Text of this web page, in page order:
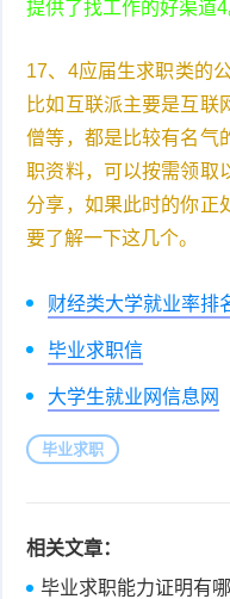
提供了找工作的好渠道4
17、4应届生求职类的
比如互联派主要是互联
僧等，都是比较有名气
职资料，可以按需领取
分享，如果此时的你正
要了解一下这几个。
财经类大学就业率排
毕业求职信
大学生就业网信息网
毕业求职
相关文章：
毕业求职能力证明有